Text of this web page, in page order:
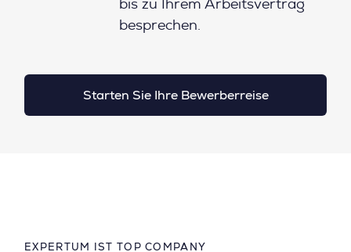
bis zu Ihrem Arbeitsvertrag
besprechen.
Starten Sie Ihre Bewerberreise
EXPERTUM IST TOP COMPANY